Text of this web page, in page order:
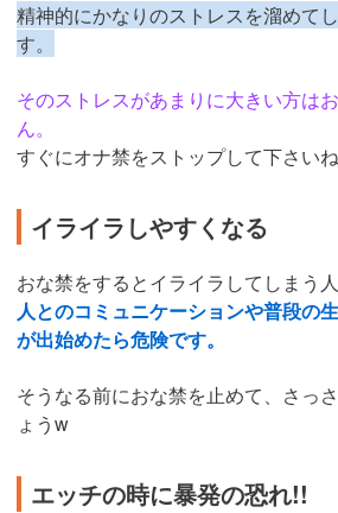
精神的にかなりのストレスを溜めて
す。
そのストレスがあまりに大きい方は
ん。
すぐにオナ禁をストップして下さいね
イライラしやすくなる
おな禁をするとイライラしてしまう
人とのコミュニケーションや普段の
が出始めたら危険です。
そうなる前におな禁を止めて、さっ
ょうw
エッチの時に暴発の恐れ!!